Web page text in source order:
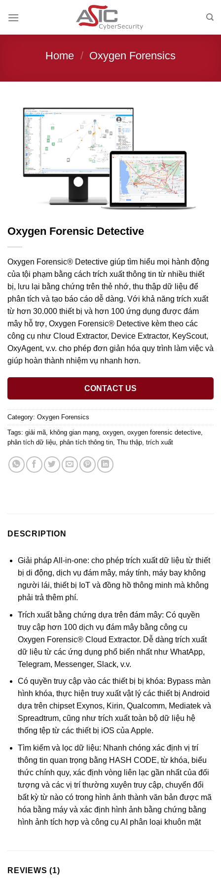
Home / Oxygen Forensics
Oxygen Forensic Detective
Oxygen Forensic® Detective giúp tìm hiểu mọi hành động
của tội phạm bằng cách trích xuất thông tin từ nhiều thiết
bị, lưu lại bằng chứng trên thẻ nhớ, thu thập dữ liệu để
phân tích và tạo báo cáo dễ dàng. Với khả năng trích xuất
từ hơn 30.000 thiết bị và hơn 100 ứng dụng được đám
mây hỗ trợ, Oxygen Forensic® Detective kèm theo các
công cụ như Cloud Extractor, Device Extractor, KeyScout,
OxyAgent, v.v. cho phép đơn giản hóa quy trình làm việc và
giúp hoàn thành nhiệm vụ nhanh hơn.
CONTACT US
Category: Oxygen Forensics
Tags: giải mã, không gian mạng, oxygen, oxygen forensic detective,
phân tích dữ liệu, phân tích thông tin, Thu thập, trích xuất
DESCRIPTION
Giải pháp All-in-one: cho phép trích xuất dữ liệu từ thiết
bị di động, dịch vụ đám mây, máy tính, máy bay không
người lái, thiết bị IoT và đồng hồ thông minh mà không
phải trả thêm phí.
Trích xuất bằng chứng dựa trên đám mây: Có quyền
truy cập hơn 100 dịch vụ đám mây bằng công cụ
Oxygen Forensic® Cloud Extractor. Dễ dàng trích xuất
dữ liệu từ các ứng dụng phổ biến nhất như WhatApp,
Telegram, Messenger, Slack, v.v.
Có quyền truy cập vào các thiết bị bị khóa: Bypass màn
hình khóa, thực hiện truy xuất vật lý các thiết bị Android
dựa trên chipset Exynos, Kirin, Qualcomm, Mediatek và
Spreadtrum, cũng như trích xuất toàn bộ dữ liệu hệ
thống tệp từ các thiết bị iOS của Apple.
Tìm kiếm và lọc dữ liệu: Nhanh chóng xác định vị trí
thông tin quan trọng bằng HASH CODE, từ khóa, biểu
thức chính quy, xác định vòng liên lạc gần nhất của đối
tượng và các vị trí thường xuyên truy cập, chuyển đổi
bất kỳ từ nào có trong hình ảnh thành văn bản được mã
hóa bằng máy và xác định hình ảnh bằng chứng bằng
hình ảnh tích hợp và công cụ AI phân loại khuôn mặt
REVIEWS (1)